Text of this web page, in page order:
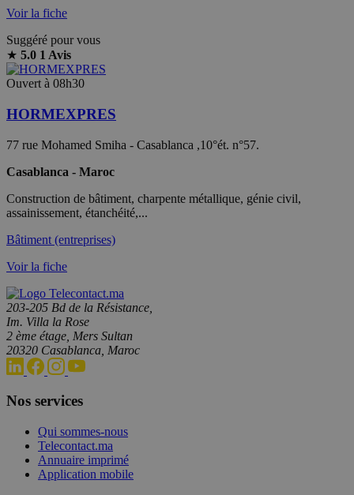
Voir la fiche
Suggéré pour vous
★ 5.0 1 Avis
Ouvert à 08h30
HORMEXPRES
77 rue Mohamed Smiha - Casablanca ,10°ét. n°57.
Casablanca - Maroc
Construction de bâtiment, charpente métallique, génie civil,
assainissement, étanchéité,...
Bâtiment (entreprises)
Voir la fiche
203-205 Bd de la Résistance,
Im. Villa la Rose
2 ème étage, Mers Sultan
20320 Casablanca, Maroc
Nos services
Qui sommes-nous
Telecontact.ma
Annuaire imprimé
Application mobile